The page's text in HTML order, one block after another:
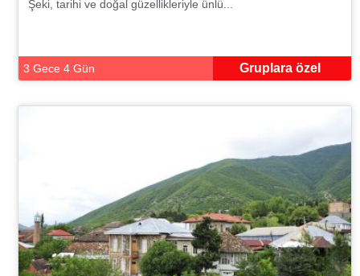
Şeki, tarihi ve doğal güzellikleriyle ünlü...
3 Gece 4 Gün Gruplara özel